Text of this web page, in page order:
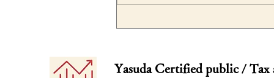
就活生との面談でかかった飲
活動の税務処理を税理士が解
​​Yasuda Certified public / Tax